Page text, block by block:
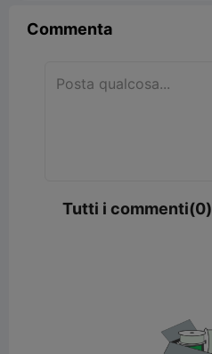
Commenta
Tutti i commenti(0)